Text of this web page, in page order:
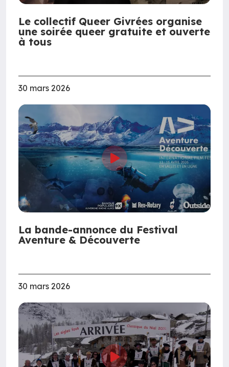
Le collectif Queer Givrées organise
une soirée queer gratuite et ouverte
à tous
30 mars 2026
La bande-annonce du Festival
Aventure & Découverte
30 mars 2026